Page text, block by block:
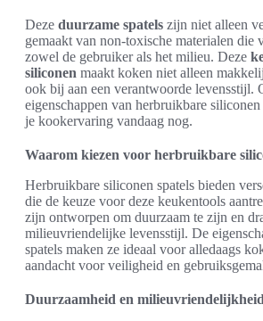
Deze duurzame spatels zijn niet alleen
gemaakt van non-toxische materialen
zowel de gebruiker als het milieu. Deze
siliconen maakt koken niet alleen
ook bij aan een verantwoorde levensstijl.
eigenschappen van herbruikbare siliconen
je kookervaring vandaag nog.
Waarom kiezen voor herbruikbare
Herbruikbare siliconen spatels bieden
die de keuze voor deze keukentools
zijn ontworpen om duurzaam te zijn en
milieuvriendelijke levensstijl. De
spatels maken ze ideaal voor alledaags
aandacht voor veiligheid en
Duurzaamheid en milieuvriendelijkheid